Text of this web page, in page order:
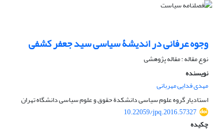
وجوه عرفانی در اندیشۀ سیاسی سید جعفر کشفی
نوع مقاله : مقاله پژوهشی
نویسنده
مهدی فدایی مهربانی
استادیار گروه علوم سیاسی دانشکدة حقوق و علوم سیاسی دانشگاه تهران
10.22059/jpq.2016.57327
چکیده